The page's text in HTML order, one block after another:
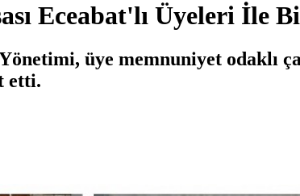
Eceabat'lı Üyeleri İle
üye memnuniyet odaklı
etti.